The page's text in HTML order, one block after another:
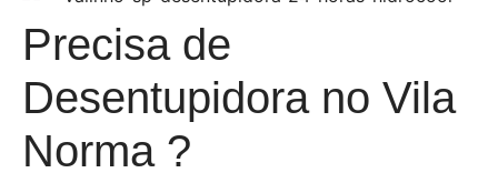
Precisa de
Desentupidora no Vila
Norma ?